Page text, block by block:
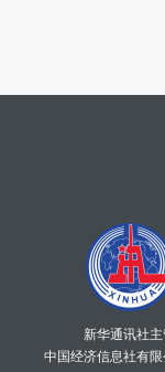
新华通讯社
中国经济信息社有